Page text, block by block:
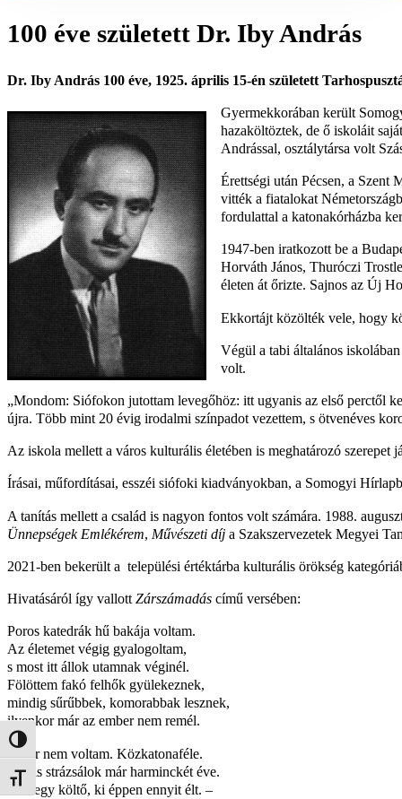
Nagy kontraszt váltása
Betűméret váltása
100 éve született Dr. Iby András
Dr. Iby András 100 éve, 1925. április 15-én született
Gyermekkorában került
hazaköltöztek, de ő iskoláit
Andrással, osztálytársa volt
Érettségi után Pécsen, a
vitték a fiatalokat
fordulattal a katonakórházba
1947-ben iratkozott be a
Horváth János, Thuróczi
életen át őrizte. Sajnos az Új
Ekkortájt közölték vele, hogy
Végül a tabi általános
volt.
„Mondom: Siófokon jutottam levegőhöz: itt ugyanis az első perctől
újra. Több mint 20 évig irodalmi színpadot vezettem, s ötvenéves
Az iskola mellett a város kulturális életében is meghatározó
Írásai, műfordításai, esszéi siófoki kiadványokban, a Somogyi
A tanítás mellett a család is nagyon fontos volt számára. 1988.
Ünnepségek Emlékérem, Művészeti díj a Szakszervezetek Megyei
2021-ben bekerült a települési értéktárba kulturális örökség
Hivatásáról így vallottZárszámadás című versében:
Poros katedrák hű bakája voltam.
Az életemet végig gyalogoltam,
s most itt állok utamnak véginél.
Fölöttem fakó felhők gyülekeznek,
mindig sűrűbbek, komorabbak lesznek,
ilyenkor már az ember nem remél.
Vezér nem voltam. Közkatonaféle.
Mégis strázsálok már harminckét éve.
Volt egy költő, ki éppen ennyit élt. –